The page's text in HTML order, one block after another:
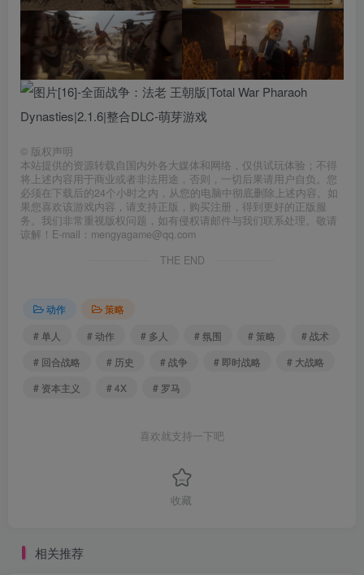
© 版权声明
本站提供的资源转载自国内外各大媒体和网络，仅供试玩体验；不得
将上述内容用于商业或者非法用途，否则，一切后果请用户自负。您
必须在下载后的24个小时之内，从您的电脑中彻底删除上述内容。如
果您喜欢该游戏内容，请支持正版，购买注册，得到更好的正版服
务。我们非常重视版权问题，如有侵权请邮件与我们联系处理。敬请
谅解！E-mail：mengyagame@qq.com
THE END
动作
策略
# 单人
# 动作 # 多人 # 氛围 # 策略
# 战术
# 回合战略
# 历史 # 战争 # 即时战略
# 大战略
# 资本主义
# 4X # 罗马
喜欢就支持一下吧
收藏
相关推荐